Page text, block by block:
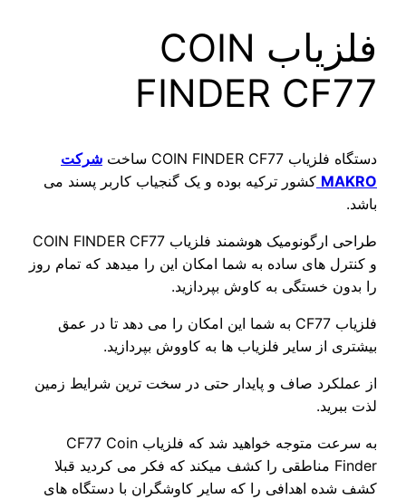
فلزیاب COIN
FINDER CF77
دستگاه فلزیاب COIN FINDER CF77 ساخت
شرکت
MAKRO کشور ترکیه بوده و یک گنجیاب کاربر پسند می
باشد.
طراحی ارگونومیک هوشمند فلزیاب COIN FINDER CF77
و کنترل های ساده به شما امکان این را میدهد که تمام روز
را بدون خستگی به کاوش بپردازید.
فلزیاب CF77 به شما این امکان را می دهد تا در عمق
بیشتری از سایر فلزیاب ها به کاووش بپردازید.
از عملکرد صاف و پایدار حتی در سخت ترین شرایط زمین
لذت ببرید.
به سرعت متوجه خواهید شد که فلزیاب CF77 Coin
Finder مناطقی را کشف میکند که فکر می کردید قبلا
کشف شده اهدافی را که سایر کاوشگران با دستگاه های